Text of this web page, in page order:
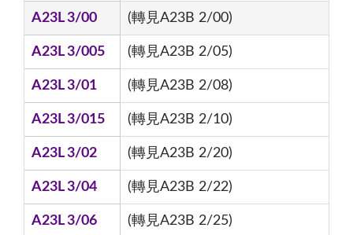
A23L 3/00 (轉見A23B 2/00)
A23L 3/005 (轉見A23B 2/05)
A23L 3/01 (轉見A23B 2/08)
A23L 3/015 (轉見A23B 2/10)
A23L 3/02 (轉見A23B 2/20)
A23L 3/04 (轉見A23B 2/22)
A23L 3/06 (轉見A23B 2/25)